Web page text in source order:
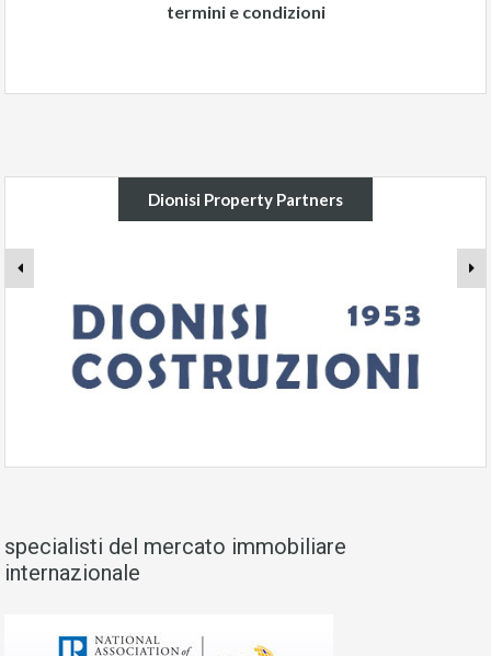
termini e condizioni
Dionisi Property Partners
specialisti del mercato immobiliare
internazionale